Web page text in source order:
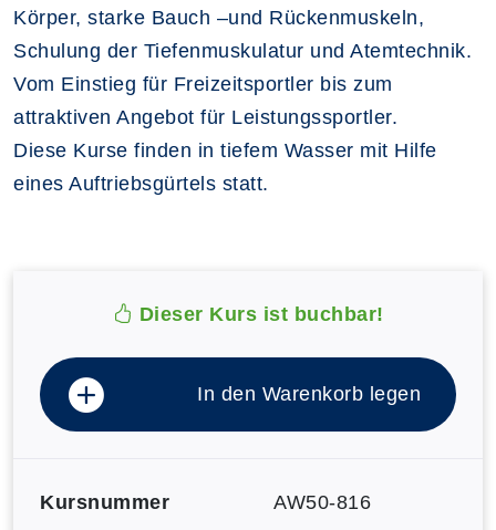
Körper, starke Bauch –und Rückenmuskeln,
Schulung der Tiefenmuskulatur und Atemtechnik.
Vom Einstieg für Freizeitsportler bis zum
attraktiven Angebot für Leistungssportler.
Diese Kurse finden in tiefem Wasser mit Hilfe
eines Auftriebsgürtels statt.
Dieser Kurs ist buchbar!
In den Warenkorb legen
Kursnummer AW50-816